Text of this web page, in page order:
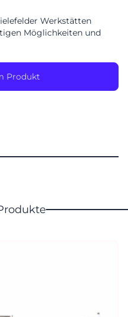
Werkstätten
Möglichkeiten und
Produkt